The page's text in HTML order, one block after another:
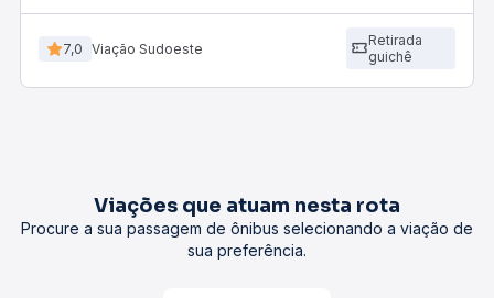
7,0 Viação Sudoeste
Retirada
guichê
Viações que atuam nesta rota
Procure a sua passagem de ônibus selecionando a viação de
sua preferência.